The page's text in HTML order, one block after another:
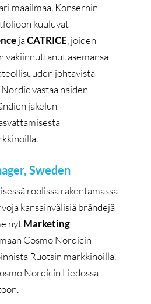
maailmaa. Konsernin
kuuluvat
jaCATRICE , joiden
vakiinnuttanut asemansa
johtavista
vastaa näiden
jakelun
Sweden
roolissa rakentamassa
kansainvälisiä brändejä
nytMarketing
Cosmo Nordicin
Ruotsin markkinoilla.
Nordicin Liedossa